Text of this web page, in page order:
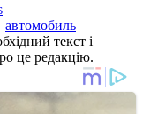
автомобиль
текст і
це редакцію.